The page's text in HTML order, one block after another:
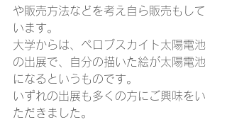
や販売方法などを考え自ら販売もして
います。
大学からは、ペロブスカイト太陽電池
の出展で、自分の描いた絵が太陽電池
になるというものです。
いずれの出展も多くの方にご興味をい
ただきました。